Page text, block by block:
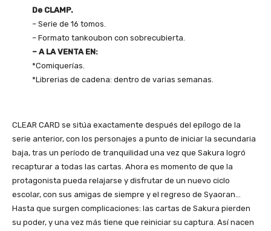
De CLAMP.
– Serie de 16 tomos.
– Formato tankoubon con sobrecubierta.
– A LA VENTA EN:
*Comiquerías.
*Librerias de cadena: dentro de varias semanas.
CLEAR CARD se sitúa exactamente después del epílogo de la
serie anterior, con los personajes a punto de iniciar la secundaria
baja, tras un período de tranquilidad una vez que Sakura logró
recapturar a todas las cartas. Ahora es momento de que la
protagonista pueda relajarse y disfrutar de un nuevo ciclo
escolar, con sus amigas de siempre y el regreso de Syaoran…
Hasta que surgen complicaciones: las cartas de Sakura pierden
su poder, y una vez más tiene que reiniciar su captura. Así nacen